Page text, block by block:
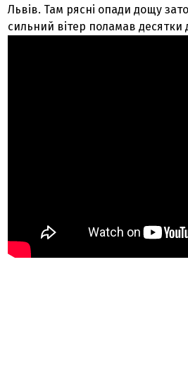
Львів. Там рясні опади дощу
сильний вітер поламав десятки